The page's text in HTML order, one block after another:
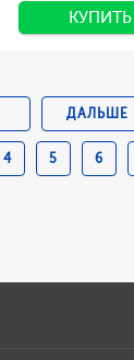
КУПИТЬ
4 5 6
ДАЛЬШЕ